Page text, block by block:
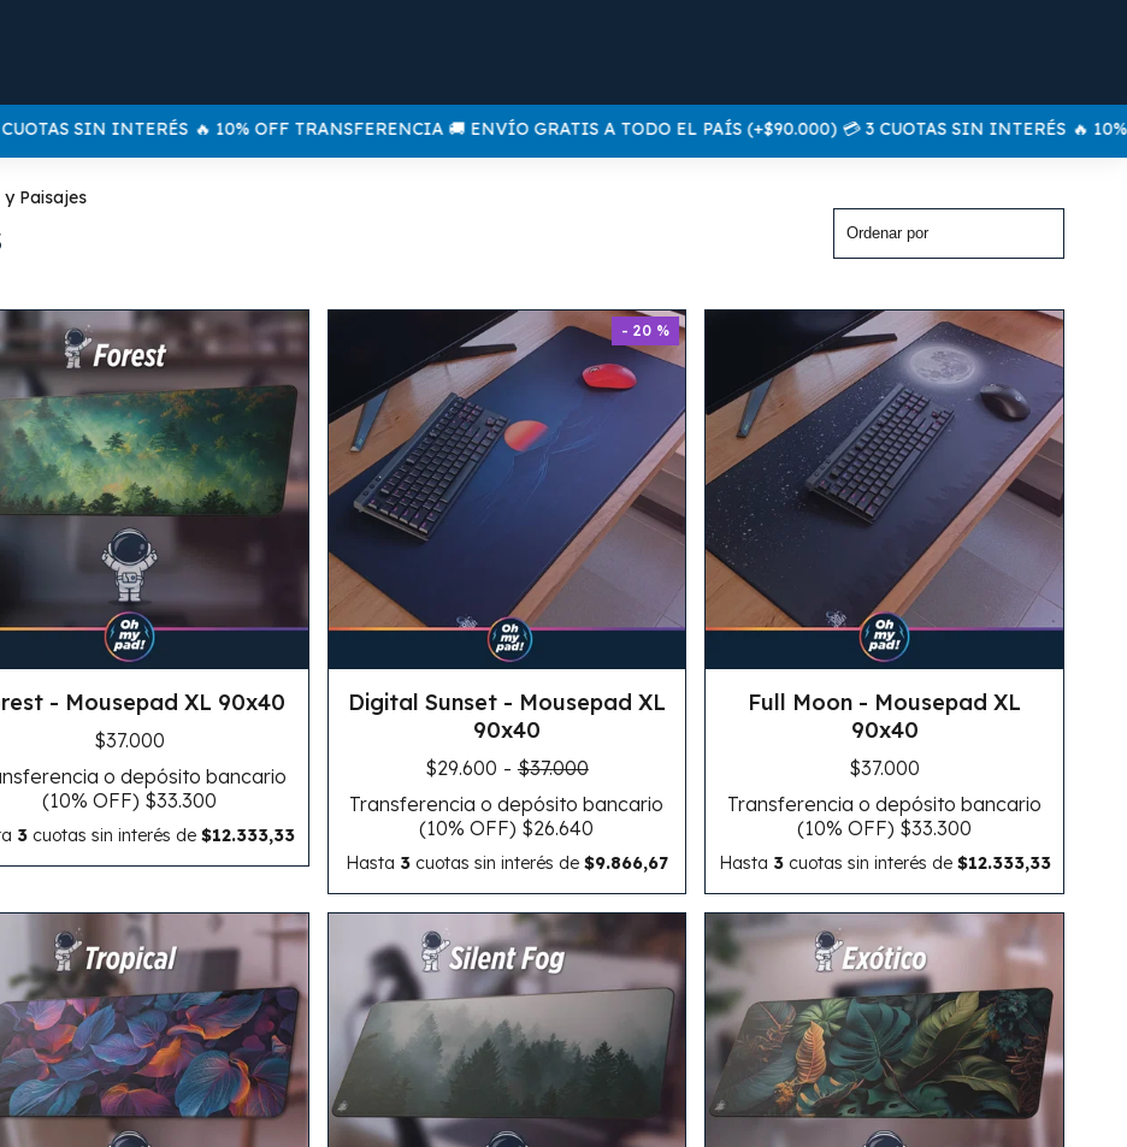
SIN INTERÉS 🔥 10% OFF TRANSFERENCIA 🚚 ENVÍO GRATIS A TODO EL PAÍS (+$90.000) 💳 3 CUOTAS SIN INTERÉS 🔥 10%
Paisajes
- Mousepad XL 90x40
$37.000
o depósito bancario
(10% OFF) $33.300
3 cuotas sin interés de$12.333,33
- 20 %
Digital Sunset - Mousepad XL
90x40
$29.600 - $37.000
Transferencia o depósito bancario
(10% OFF) $26.640
Hasta 3cuotas sin interés de $9.866,67
Full Moon - Mousepad XL
90x40
$37.000
Transferencia o depósito bancario
(10% OFF) $33.300
Hasta 3cuotas sin interés de $12.333,33